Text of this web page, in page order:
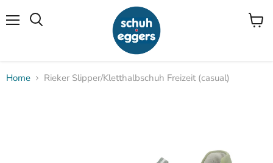
Home Rieker Slipper/Kletthalbschuh Freizeit (casual)